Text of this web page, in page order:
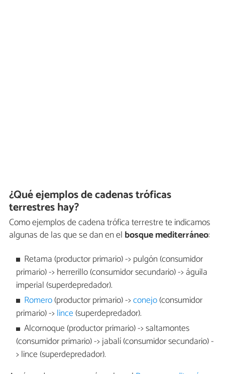
¿Qué ejemplos de cadenas tróficas
terrestres hay?
Como ejemplos de cadena trófica terrestre te indicamos
algunas de las que se dan en el bosque mediterráneo:
Retama (productor primario) -> pulgón (consumidor
primario) -> herrerillo (consumidor secundario) -> águila
imperial (superdepredador).
Romero(productor primario) ->conejo(consumidor
primario) ->lince (superdepredador).
Alcornoque (productor primario) -> saltamontes
(consumidor primario) -> jabalí (consumidor secundario) -
> lince (superdepredador).